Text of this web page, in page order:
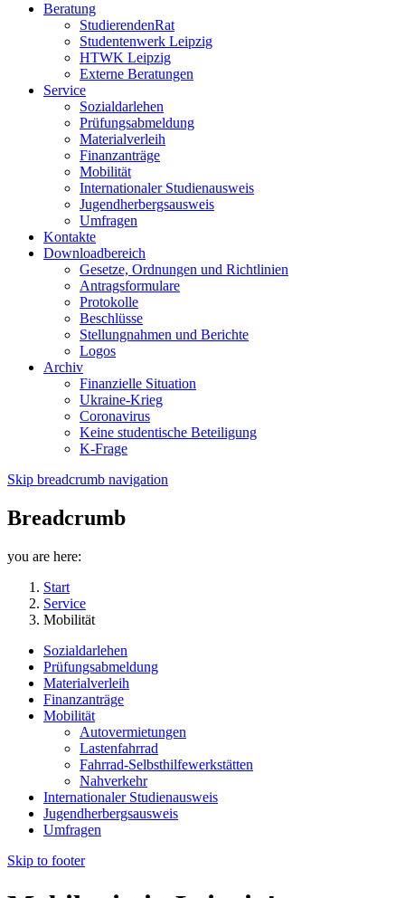
Beratung
StudierendenRat
Studentenwerk Leipzig
HTWK Leipzig
Externe Beratungen
Service
Sozialdarlehen
Prüfungsabmeldung
Materialverleih
Finanzanträge
Mobilität
Internationaler Studienausweis
Jugendherbergsausweis
Umfragen
Kontakte
Downloadbereich
Gesetze, Ordnungen und Richtlinien
Antragsformulare
Protokolle
Beschlüsse
Stellungnahmen und Berichte
Logos
Archiv
Finanzielle Situation
Ukraine-Krieg
Coronavirus
Keine studentische Beteiligung
K-Frage
Skip breadcrumb navigation
Breadcrumb
you are here:
Start
Service
Mobilität
Sozialdarlehen
Prüfungsabmeldung
Materialverleih
Finanzanträge
Mobilität
Autovermietungen
Lastenfahrrad
Fahrrad-Selbsthilfewerkstätten
Nahverkehr
Internationaler Studienausweis
Jugendherbergsausweis
Umfragen
Skip to footer